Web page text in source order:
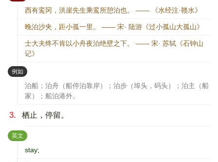
西有鸾冈，洪崖先生乘鸾所憩泊也。 —— 《水经注·赣水》
晚泊沙夹，距小孤一里。 —— 宋· 陆游《过小孤山大孤山》
士大夫终不肯以小舟夜泊绝壁之下。 —— 宋· 苏轼《石钟山
记》
例如 ：
泊船；泊舟（船停泊靠岸）；泊步（埠头，码头）；泊主（船
家）；船泊港外。
3. 栖止，停留。
英文 ：
stay;